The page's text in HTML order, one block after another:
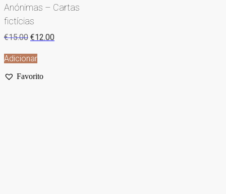
Anónimas – Cartas
fictícias
€15.00 €12.00
Adicionar
Favorito